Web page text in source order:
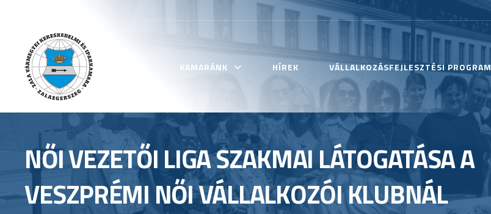
KAMARÁNK HÍREK VÁLLALKOZÁSFEJLESZTÉSI PROGRAM
NŐI VEZETŐI LIGA SZAKMAI LÁTOGATÁSA A
VESZPRÉMI NŐI VÁLLALKOZÓI KLUBNÁL